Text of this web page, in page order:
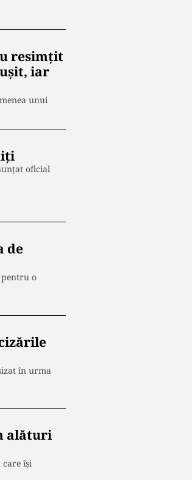
resimţit
iar
unui
oficial
de
o
în urma
alături
care își